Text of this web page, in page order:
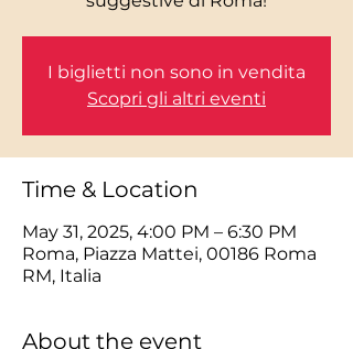
I biglietti non sono in vendita
Scopri gli altri eventi
Time & Location
May 31, 2025, 4:00 PM – 6:30 PM
Roma, Piazza Mattei, 00186 Roma
RM, Italia
About the event